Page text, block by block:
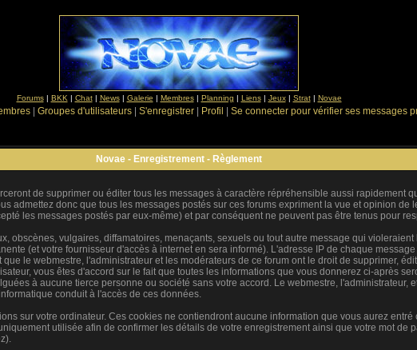
Forums| BKK | Chat| News| Galerie | Membres| Planning | Liens| Jeux| Strat| Novae
Groupes d'utilisateurs S'enregistrer Profil Se connecter pour vérifier ses messages
Novae - Enregistrement - Règlement
de supprimer ou éditer tous les messages à caractère répréhensible aussi rapidement
admettez donc que tous les messages postés sur ces forums expriment la vue et opinion de
les messages postés par eux-même) et par conséquent ne peuvent pas être tenus pour
obscènes, vulgaires, diffamatoires, menaçants, sexuels ou tout autre message qui
(et votre fournisseur d'accès à internet en sera informé). L'adresse IP de chaque
le webmestre, l'administrateur et les modérateurs de ce forum ont le droit de supprimer,
vous êtes d'accord sur le fait que toutes les informations que vous donnerez ci-après
à aucune tierce personne ou société sans votre accord. Le webmestre, l'administrateur,
conduit à l'accès de ces données.
sur votre ordinateur. Ces cookies ne contiendront aucune information que vous aurez
utilisée afin de confirmer les détails de votre enregistrement ainsi que votre mot de